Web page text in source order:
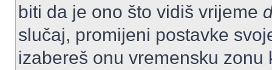
biti da je ono što vidiš vrijeme
slučaj, promijeni postavke
izabereš onu vremensku